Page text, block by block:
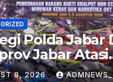
Polda Jabar
Jabar Atasi
Jalanan
8, 2026 ADMNEWS_